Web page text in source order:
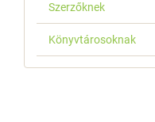
Szerzőknek
Könyvtárosoknak